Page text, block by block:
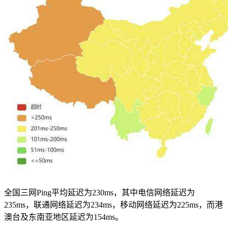
全国三网Ping平均延迟为230ms，其中电信网络延迟为
235ms，联通网络延迟为234ms，移动网络延迟为225ms，而港
澳台及东南亚地区延迟为154ms。